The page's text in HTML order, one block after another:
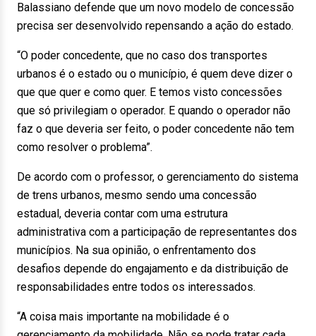
Balassiano defende que um novo modelo de concessão
precisa ser desenvolvido repensando a ação do estado.
“O poder concedente, que no caso dos transportes
urbanos é o estado ou o município, é quem deve dizer o
que que quer e como quer. E temos visto concessões
que só privilegiam o operador. E quando o operador não
faz o que deveria ser feito, o poder concedente não tem
como resolver o problema”.
De acordo com o professor, o gerenciamento do sistema
de trens urbanos, mesmo sendo uma concessão
estadual, deveria contar com uma estrutura
administrativa com a participação de representantes dos
municípios. Na sua opinião, o enfrentamento dos
desafios depende do engajamento e da distribuição de
responsabilidades entre todos os interessados.
“A coisa mais importante na mobilidade é o